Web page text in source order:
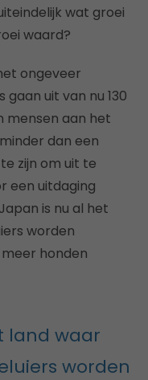
wat groei
waard?
ongeveer
uit van nu 130
mensen aan het
dan een
zijn om uit te
een uitdaging
is nu al het
worden
honden
land waar
worden